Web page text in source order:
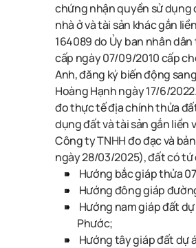
chứng nhận quyền sử dụng
nhà ở và tài sản khác gắn
164089 do Ủy ban nhân
cấp ngày 07/09/2010 cấp
Anh, đăng ký biếnđộng
Hoàng Hạnh ngày 17/6/
đo thựctế địa chính thửa
dụng đất và tài sản gắn liền
Công ty TNHH đo đạc và
ngày 28/03/2025), đất có tứ
Hướng bắc giáp thửa
Hướng đông giáp
Hướng nam giáp đất dự
Phước;
Hướng tây giáp đất dự